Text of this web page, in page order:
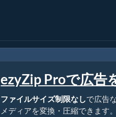
ezyZip Proで広告
ファイルサイズ制限なしで広告
メディアを変換・圧縮できます